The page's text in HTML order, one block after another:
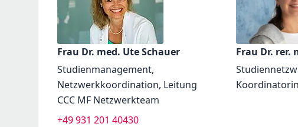
Frau Dr. med. Ute Schauer
Studienmanagement,
Netzwerkkoordination, Leitung
CCC MF Netzwerkteam
+49 931 201 40430
Frau Dr. rer.
Koordinatorin